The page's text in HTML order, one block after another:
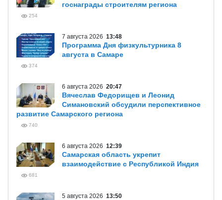
госнаграды строителям региона
254
7 августа 2026 13:48
Программа Дня физкультурника 8
августа в Самаре
374
6 августа 2026 20:47
Вячеслав Федорищев и Леонид
Симановский обсудили перспективное
развитие Самарского региона
740
6 августа 2026 12:39
Самарская область укрепит
взаимодействие с Республикой Индия
681
5 августа 2026 13:50